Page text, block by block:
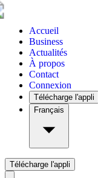
Accueil
Business
Actualités
À propos
Contact
Connexion
Télécharge l'appli
Français
Télécharge l'appli